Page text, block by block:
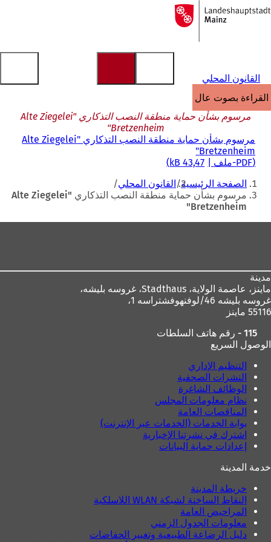
الانتقال إلى المحتوى
إلى
الصفحة
القانون المحلي
القراءة بصوت عالٍ
مرسوم بشأن حماية منطقة النصب التذكاري "Alte Ziegelei
Bretzenheim"
مرسوم بشأن حماية منطقة النصب التذكاري "Alte Ziegelei
Bretzenheim"
PDF-ملف 43,47 kB
أنت
هنا
الصفحة الرئيسية القانون المحلي
مرسوم بشأن حماية منطقة النصب التذكاري "Alte Ziegelei
Bretzenheim"
مدينة
ماينز، عاصمة الولاية،
غروسه بليشه 46/لوفنهوفشتراسه 1،
55116 ماينز
115 - رقم هاتف السلطات
الوصول السريع
التنظيم الإداري
النشرات الصحفية
الوظائف الشاغرة
نظام معلومات المجلس
المناقصات العامة
بوابة الخدمات (الخدمات عبر الإنترنت)
اشترك في نشرتنا الإخبارية
إعدادات حماية البيانات
خدمة المدينة
خريطة المدينة
النقاط الساخنة لشبكة WLAN اللاسلكية
المراحيض العامة
معلومات الجدول الزمني
دليل الرضاعة الطبيعية وتغيير الحفاضات